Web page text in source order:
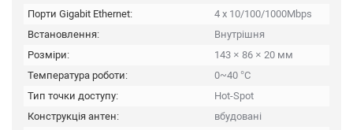
Порти Gigabit Ethernet:
4 x 10/100/1000Mbps
Встановлення:
Внутрішня
Розміри:
143 × 86 × 20 мм
Температура роботи:
0~40 °C
Тип точки доступу:
Hot-Spot
Конструкція антен:
вбудовані